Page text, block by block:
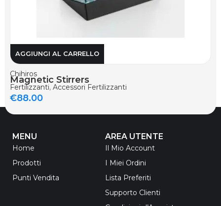
AGGIUNGI AL CARRELLO
Chihiros
Magnetic Stirrers
Fertilizzanti, Accessori Fertilizzanti
€88.00
MENU
Home
Prodotti
Punti Vendita
AREA UTENTE
Il Mio Account
I Miei Ordini
Lista Preferiti
Supporto Clienti